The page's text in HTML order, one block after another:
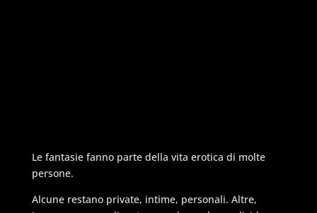
Le fantasie fanno parte della vita erotica di molte
persone.
Alcune restano private, intime, personali. Altre,